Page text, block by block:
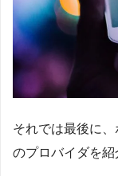
それでは最後に
のプロバイダを紹